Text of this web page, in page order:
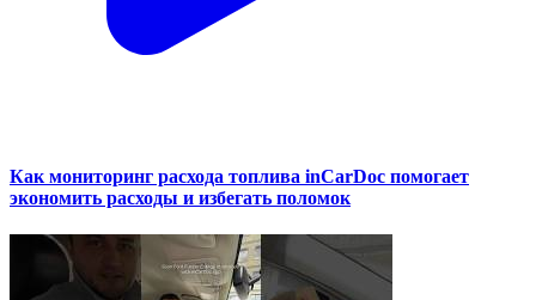
Как мониторинг расхода топлива inCarDoc помогает
экономить расходы и избегать поломок